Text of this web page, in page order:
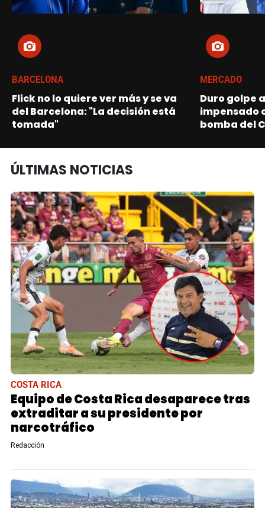
BARCELONA
Flick no lo quiere ver más y se va
del Barcelona: "La decisión está
tomada"
MERCADO
Duro golpe
impensado
bomba del
ÚLTIMAS NOTICIAS
COSTA RICA
Equipo de Costa Rica desaparece tras
extraditar a su presidente por
narcotráfico
Redacción